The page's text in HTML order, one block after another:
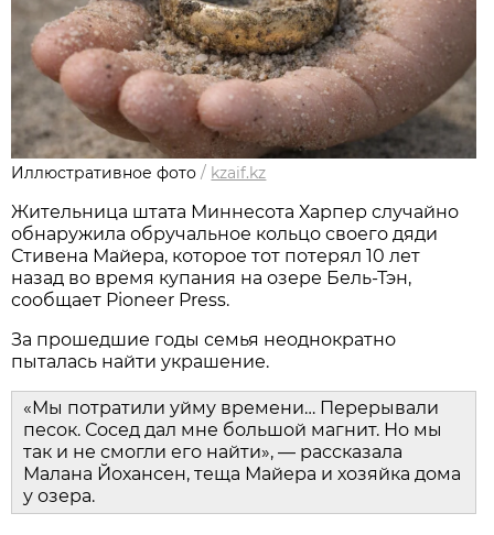
Иллюстративное фото / kzaif.kz
Жительница штата Миннесота Харпер случайно
обнаружила обручальное кольцо своего дяди
Стивена Майера, которое тот потерял 10 лет
назад во время купания на озере Бель-Тэн,
сообщает Pioneer Press.
За прошедшие годы семья неоднократно
пыталась найти украшение.
«Мы потратили уйму времени… Перерывали
песок. Сосед дал мне большой магнит. Но мы
так и не смогли его найти», — рассказала
Малана Йохансен, теща Майера и хозяйка дома
у озера.